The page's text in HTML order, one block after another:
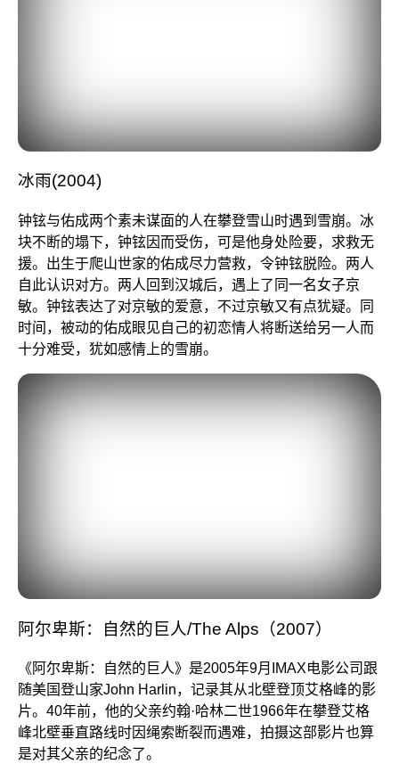
冰雨(2004)
钟铉与佑成两个素未谋面的人在攀登雪山时遇到雪崩。冰
块不断的塌下，钟铉因而受伤，可是他身处险要，求救无
援。出生于爬山世家的佑成尽力营救，令钟铉脱险。两人
自此认识对方。两人回到汉城后，遇上了同一名女子京
敏。钟铉表达了对京敏的爱意，不过京敏又有点犹疑。同
时间，被动的佑成眼见自己的初恋情人将断送给另一人而
十分难受，犹如感情上的雪崩。
阿尔卑斯：自然的巨人/The Alps（2007）
《阿尔卑斯：自然的巨人》 是2005年9月IMAX电影公司跟
随美国登山家John Harlin，记录其从北壁登顶艾格峰的影
片。40年前，他的父亲约翰·哈林二世1966年在攀登艾格
峰北壁垂直路线时因绳索断裂而遇难，拍摄这部影片也算
是对其父亲的纪念了。